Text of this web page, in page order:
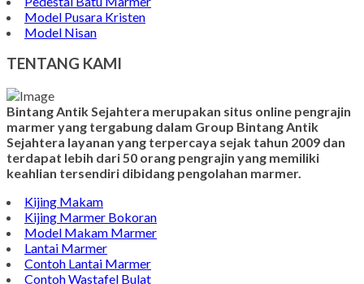
Gambar Prasasti
Kerajinan Marmer Tulungagung
Makam Batu Marmer
Model Pusara Kristen
Model Nisan
TENTANG KAMI
marmer yang tergabung dalam Group Bintang Antik
Sejahtera layanan yang terpercaya sejak tahun 2009 dan
terdapat lebih dari 50 orang pengrajin yang memiliki
keahlian tersendiri dibidang pengolahan marmer.
Kijing Makam